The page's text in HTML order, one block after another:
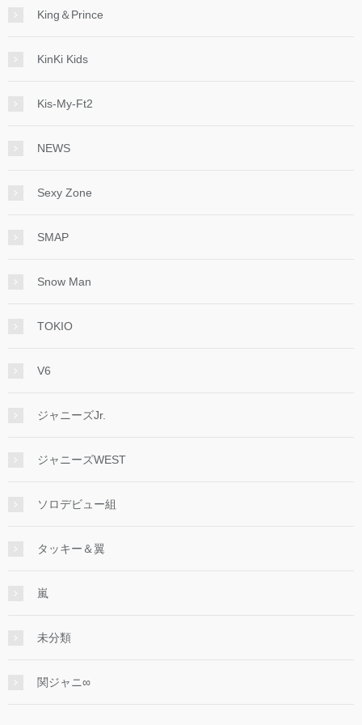
King＆Prince
KinKi Kids
Kis-My-Ft2
NEWS
Sexy Zone
SMAP
Snow Man
TOKIO
V6
ジャニーズJr.
ジャニーズWEST
ソロデビュー組
タッキー＆翼
嵐
未分類
関ジャニ∞